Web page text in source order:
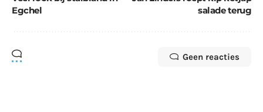
Egchel
salade terug
Geen reacties